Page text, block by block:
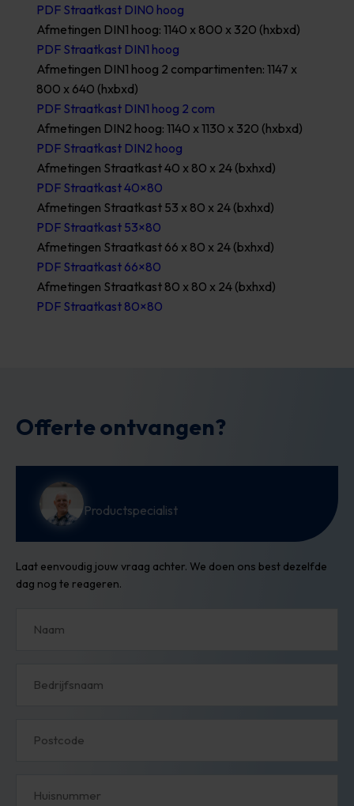
PDF Straatkast DIN0 hoog
Afmetingen DIN1 hoog: 1140 x 800 x 320 (hxbxd)
PDF Straatkast DIN1 hoog
Afmetingen DIN1 hoog 2 compartimenten: 1147 x
800 x 640 (hxbxd)
PDF Straatkast DIN1 hoog 2 com
Afmetingen DIN2 hoog: 1140 x 1130 x 320 (hxbxd)
PDF Straatkast DIN2 hoog
Afmetingen Straatkast 40 x 80 x 24 (bxhxd)
PDF Straatkast 40×80
Afmetingen Straatkast 53 x 80 x 24 (bxhxd)
PDF Straatkast 53×80
Afmetingen Straatkast 66 x 80 x 24 (bxhxd)
PDF Straatkast 66×80
Afmetingen Straatkast 80 x 80 x 24 (bxhxd)
PDF Straatkast 80×80
Offerte ontvangen?
Productspecialist
Laat eenvoudig jouw vraag achter. We doen ons best dezelfde
dag nog te reageren.